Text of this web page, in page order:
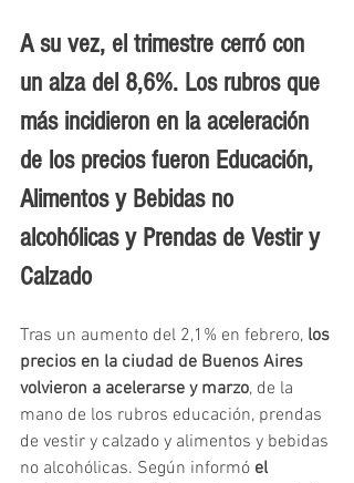
A su vez, el trimestre cerró con
un alza del 8,6%. Los rubros que
más incidieron en la aceleración
de los precios fueron Educación,
Alimentos y Bebidas no
alcohólicas y Prendas de Vestir y
Calzado
Tras un aumento del 2,1% en febrero, los
precios en la ciudad de Buenos Aires
volvieron a acelerarse y marzo, de la
mano de los rubros educación, prendas
de vestir y calzado y alimentos y bebidas
no alcohólicas. Según informó el